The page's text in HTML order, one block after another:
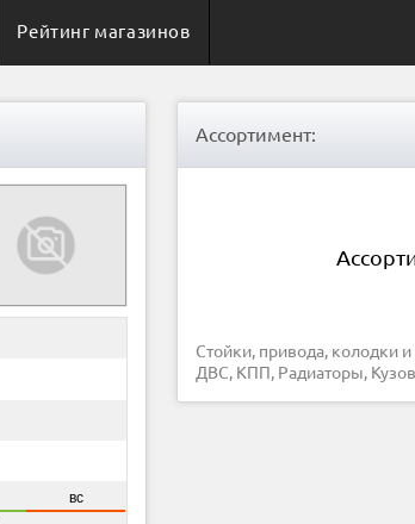
Рейтинг магазинов
вс
Ассортимент:
Стойки, привода, колодки и т.д., Ремни, фильтра, свечи и т.д., Прочие запчасти, Запчасти для
ДВС, КПП, Радиаторы,